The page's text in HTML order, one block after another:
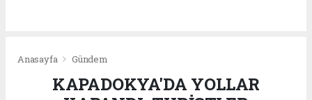
Anasayfa Gündem
KAPADOKYA'DA YOLLAR